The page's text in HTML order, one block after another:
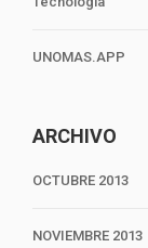
UNOMAS.APP
ARCHIVO
OCTUBRE 2013
NOVIEMBRE 2013